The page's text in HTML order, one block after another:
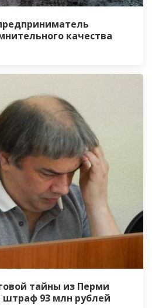
качества
тайны из Перми
штраф 93 млн рублей